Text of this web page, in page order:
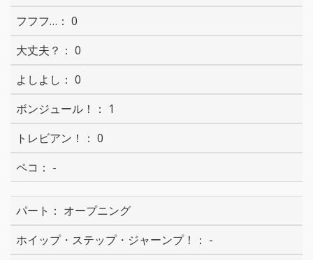
0
0
0
1
0
-
オープニング
-